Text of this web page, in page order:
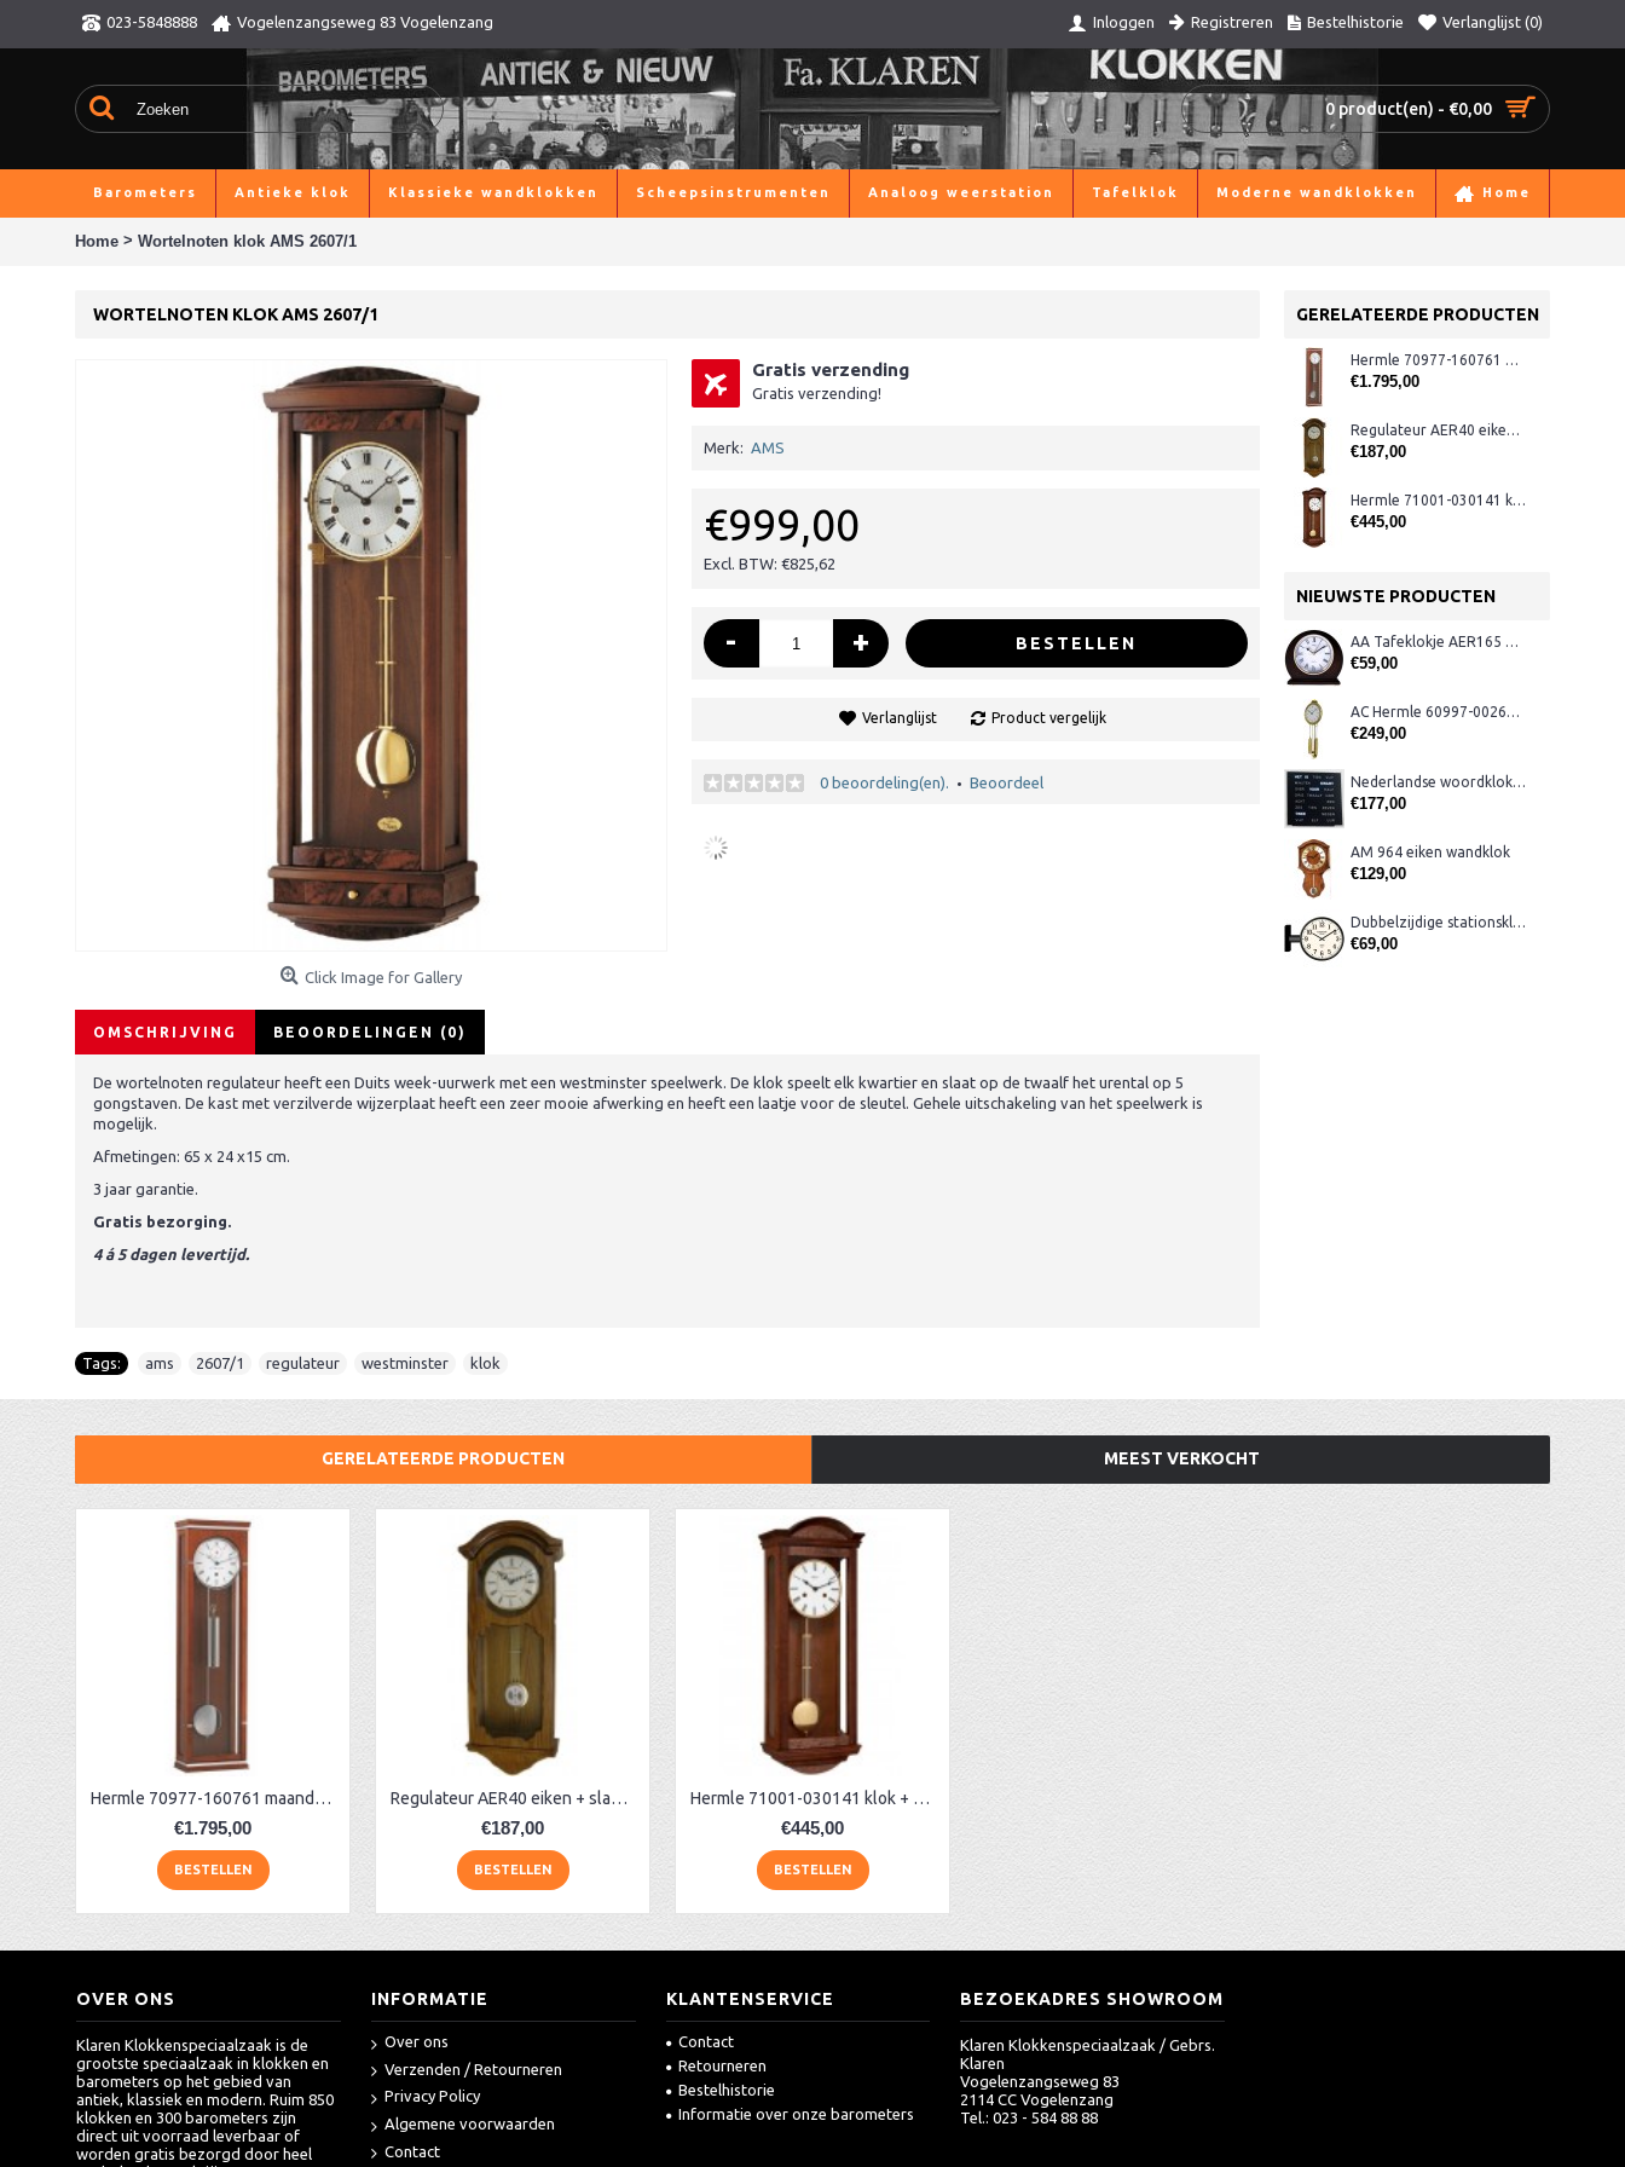
023-5848888 Vogelenzangseweg 83 Vogelenzang Inloggen Registreren Bestelhistorie Verlanglijst (0)
0 product(en) - €0,00
Barometers Antieke klok Klassieke wandklokken Scheepsinstrumenten Analoog weerstation Tafelklok Moderne wandklokken Home
Home > Wortelnoten klok AMS 2607/1
GERELATEERDE PRODUCTEN
Hermle 70977-160761 maandloper
€1.795,00
Regulateur AER40 eiken + slagwerk
€187,00
Hermle 71001-030141 klok + slagwerk
€445,00
NIEUWSTE PRODUCTEN
AA Tafeklokje AER165 noten
€59,00
AC Hermle 60997-00261 wandklok
€249,00
Nederlandse woordklok zwart AMS 1265
€177,00
AM 964 eiken wandklok
€129,00
Dubbelzijdige stationsklok metaal 1879
€69,00
WORTELNOTEN KLOK AMS 2607/1
Click Image for Gallery
Gratis verzending
Gratis verzending!
Merk: AMS
€999,00
Excl. BTW: €825,62
- + BESTELLEN
Verlanglijst Product vergelijk
0 beoordeling(en). • Beoordeel
OMSCHRIJVING BEOORDELINGEN (0)
De wortelnoten regulateur heeft een Duits week-uurwerk met een westminster speelwerk. De klok speelt elk kwartier en slaat op de twaalf het urental op 5
gongstaven. De kast met verzilverde wijzerplaat heeft een zeer mooie afwerking en heeft een laatje voor de sleutel. Gehele uitschakeling van het speelwerk is
mogelijk.
Afmetingen: 65 x 24 x15 cm.
3 jaar garantie.
Gratis bezorging.
4 á 5 dagen levertijd.
Tags: ams 2607/1 regulateur westminster klok
GERELATEERDE PRODUCTEN MEEST VERKOCHT
Hermle 70977-160761 maandloper
€1.795,00
BESTELLEN
Regulateur AER40 eiken + slagwerk
€187,00
BESTELLEN
Hermle 71001-030141 klok + slagwerk
€445,00
BESTELLEN
OVER ONS
Klaren Klokkenspeciaalzaak is de
grootste speciaalzaak in klokken en
barometers op het gebied van
antiek, klassiek en modern. Ruim 850
klokken en 300 barometers zijn
direct uit voorraad leverbaar of
worden gratis bezorgd door heel
INFORMATIE
Over ons
Verzenden / Retourneren
Privacy Policy
Algemene voorwaarden
Contact
KLANTENSERVICE
Contact
Retourneren
Bestelhistorie
Informatie over onze barometers
BEZOEKADRES SHOWROOM
Klaren Klokkenspeciaalzaak / Gebrs.
Klaren
Vogelenzangseweg 83
2114 CC Vogelenzang
Tel.: 023 - 584 88 88